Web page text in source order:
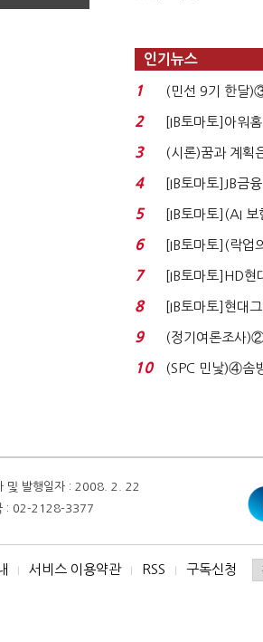
인기뉴스
1
(민선 9기 한달
격…추미애, 20
2
[IB토마토]아워
340억 베팅…가
3 (시론)꿈과 계획
4
[IB토마토]JB금
실적 견인은 은
5
[IB토마토](AI
80% 개선…현
6
[IB토마토](락업
자 첫날 매도…FI
7
[IB토마토]HD
수혜 부상…세액
8
[IB토마토]현대
도…실적 개선에
9
(정기여론조사
청래 '초접전'...
10
(SPC 민낯)④솜
및 발행일자 : 2008. 2. 22
: 02-2128-3377
I 서비스 이용약관 I RSS I 구독신청